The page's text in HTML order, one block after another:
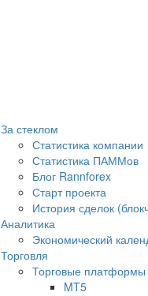
За стеклом
Статистика компании
Статистика ПАММов
Блог Rannforex
Старт проекта
История сделок
Аналитика
Экономический
Торговля
Торговые платформы
MT5